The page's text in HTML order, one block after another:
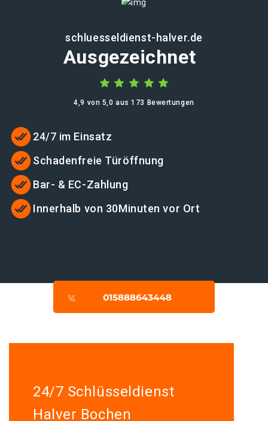
schluesseldienst-halver.de
Ausgezeichnet
4,9 von 5,0 aus 173 Bewertungen
24/7 im Einsatz
Schadenfreie Türöffnung
Bar- & EC-Zahlung
Innerhalb von 30Minuten vor Ort
24/7 Schlüsseldienst
Halver Bochen